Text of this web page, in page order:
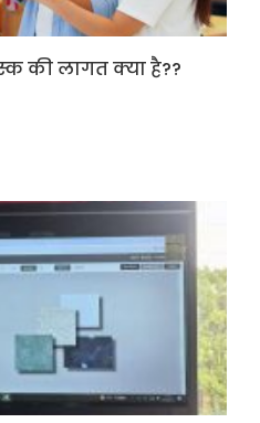
की लागत क्या है??